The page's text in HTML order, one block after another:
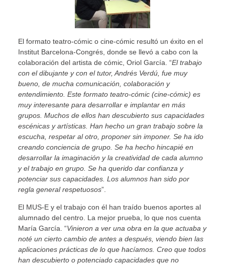
El formato teatro-cómic o cine-cómic resultó un éxito en el
Institut Barcelona-Congrés, donde se llevó a cabo con la
colaboración del artista de cómic, Oriol García. “El trabajo
con el dibujante y con el tutor, Andrés Verdú, fue muy
bueno, de mucha comunicación, colaboración y
entendimiento. Este formato teatro-cómic (cine-cómic) es
muy interesante para desarrollar e implantar en más
grupos. Muchos de ellos han descubierto sus capacidades
escénicas y artísticas. Han hecho un gran trabajo sobre la
escucha, respetar al otro, proponer sin imponer. Se ha ido
creando conciencia de grupo. Se ha hecho hincapié en
desarrollar la imaginación y la creatividad de cada alumno
y el trabajo en grupo. Se ha querido dar confianza y
potenciar sus capacidades. Los alumnos han sido por
regla general respetuosos”.
El MUS-E y el trabajo con él han traído buenos aportes al
alumnado del centro. La mejor prueba, lo que nos cuenta
María García. “Vinieron a ver una obra en la que actuaba y
noté un cierto cambio de antes a después, viendo bien las
aplicaciones prácticas de lo que hacíamos. Creo que todos
han descubierto o potenciado capacidades que no